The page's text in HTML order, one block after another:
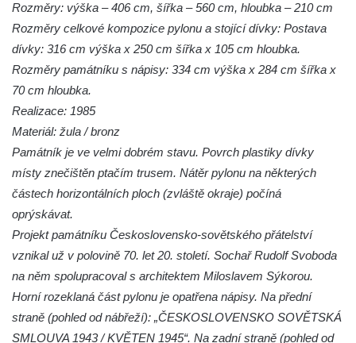
Socha Mystik v ZOO Hluboká
Reliéf Rodina a práce na budově záložny
čp. 69/1 v Českých Budějovicích
Socha Jana Valeria Jirsíka u Černé věže v
Českých Budějovicích
Socha Krista klesajícího pod křížem u
kostela svatého Mikuláše v Českých
Budějovicích
Socha svatého Jana Nepomuckého u
kostela svaté Rodiny v Českých
Budějovicích
Socha S tebou v parku na Senovážném
náměstí v Českých Budějovicích
Socha Tornádo v parku na Senovážném
náměstí v Českých Budějovicích
Rozměry: výška – 406 cm, šířka – 560 cm, hloubka – 210 cm
Rozměry celkové kompozice pylonu a stojící dívky: Postava
dívky: 316 cm výška x 250 cm šířka x 105 cm hloubka.
Rozměry památníku s nápisy: 334 cm výška x 284 cm šířka x
70 cm hloubka.
Realizace: 1985
Materiál: žula / bronz
Památník je ve velmi dobrém stavu. Povrch plastiky dívky
místy znečištěn ptačím trusem. Nátěr pylonu na některých
částech horizontálních ploch (zvláště okraje) počíná
oprýskávat.
Projekt památníku Československo-sovětského přátelství
vznikal už v polovině 70. let 20. století. Sochař Rudolf Svoboda
na něm spolupracoval s architektem Miloslavem Sýkorou.
Horní rozeklaná část pylonu je opatřena nápisy. Na přední
straně (pohled od nábřeží): „ČESKOSLOVENSKO SOVĚTSKÁ
SMLOUVA 1943 / KVĚTEN 1945“. Na zadní straně (pohled od